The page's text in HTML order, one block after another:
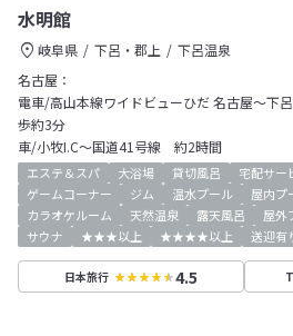
水明館
岐阜県 下呂・郡上
下呂温泉
名古屋：
電車/高山本線ワイドビューひだ 名古屋～下
歩約3分
車/小牧I.C～国道41号線 約2時間
エステ＆スパ 大浴場 貸切風呂 宅配サー
ゲームコーナー
ジム 温水プール 屋内プ
カラオケルーム
天然温泉 露天風呂 屋外
サウナ
★★★以上 ★★★★以上 送迎有
日本旅行 4.5